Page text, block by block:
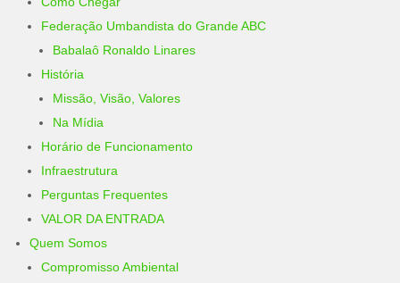
Federação Umbandista do Grande ABC
Babalaô Ronaldo Linares
História
Missão, Visão, Valores
Na Mídia
Horário de Funcionamento
Infraestrutura
Perguntas Frequentes
VALOR DA ENTRADA
Quem Somos
Compromisso Ambiental